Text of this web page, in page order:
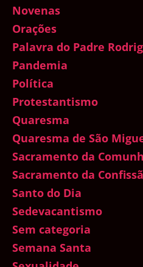
Novenas
Orações
Palavra do Padre
Pandemia
Política
Protestantismo
Quaresma
Quaresma de São
Sacramento da
Sacramento da
Santo do Dia
Sedevacantismo
Sem categoria
Semana Santa